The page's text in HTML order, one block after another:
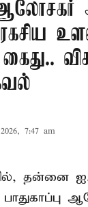
ஆலோசகர்
7:47 am
தன்னை
பாதுகாப்பு